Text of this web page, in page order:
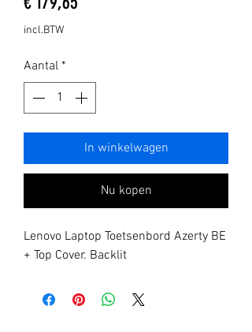
incl.BTW
Aantal *
In winkelwagen
Nu kopen
Lenovo Laptop Toetsenbord Azerty BE
+ Top Cover. Backlit